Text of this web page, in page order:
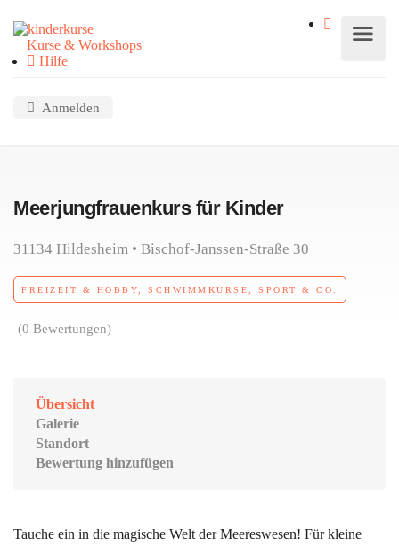
Kurse & Workshops
Hilfe
Anmelden
Meerjungfrauenkurs für Kinder
31134 Hildesheim • Bischof-Janssen-Straße 30
FREIZEIT & HOBBY, SCHWIMMKURSE, SPORT & CO.
(0 Bewertungen)
Übersicht
Galerie
Standort
Bewertung hinzufügen
Tauche ein in die magische Welt der Meereswesen! Für kleine